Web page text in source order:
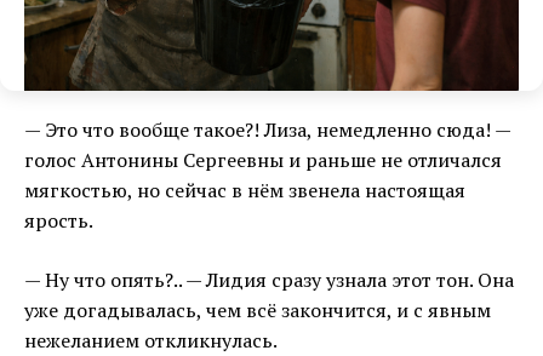
— Это что вообще такое?! Лиза, немедленно сюда! —
голос Антонины Сергеевны и раньше не отличался
мягкостью, но сейчас в нём звенела настоящая
ярость.
— Ну что опять?.. — Лидия сразу узнала этот тон. Она
уже догадывалась, чем всё закончится, и с явным
нежеланием откликнулась.